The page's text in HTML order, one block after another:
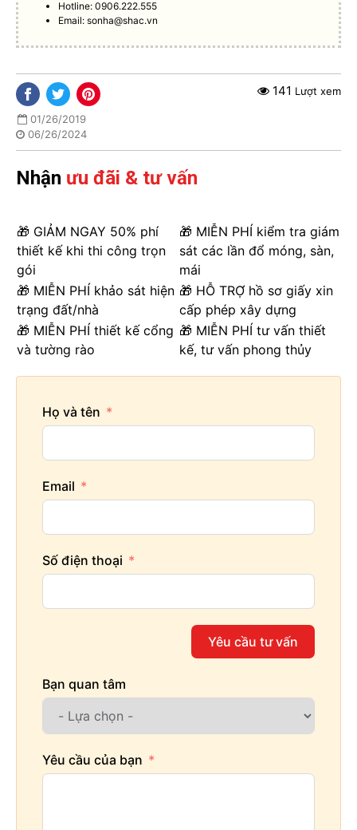
Hotline: 0906.222.555
Email:sonha@shac.vn
01/26/2019
06/26/2024
141 Lượt xem
Nhận ưu đãi & tư vấn
🎁 GIẢM NGAY 50% phí
thiết kế khi thi công trọn
gói
🎁 MIỄN PHÍ kiểm tra giám
sát các lần đổ móng, sàn,
mái
🎁 MIỄN PHÍ khảo sát hiện
trạng đất/nhà
🎁 HỖ TRỢ hồ sơ giấy xin
cấp phép xây dựng
🎁 MIỄN PHÍ thiết kế cổng
và tường rào
🎁 MIỄN PHÍ tư vấn thiết
kế, tư vấn phong thủy
Họ và tên
Email
Số điện thoại
Yêu cầu tư vấn
Bạn quan tâm
Yêu cầu của bạn